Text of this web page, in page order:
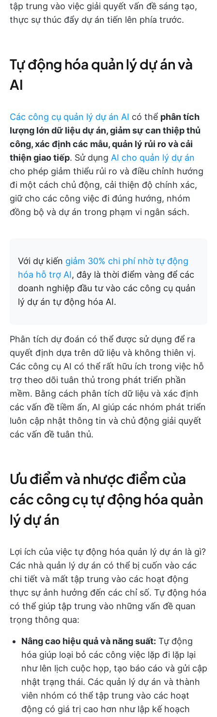
tập trung vào việc giải quyết vấn đề sáng tạo,
thực sự thúc đẩy dự án tiến lên phía trước.
Tự động hóa quản lý dự án và
AI
Các công cụ quản lý dự án AI có thể phân tích
lượng lớn dữ liệu dự án, giảm sự can thiệp thủ
công, xác định các mẫu, quản lý rủi ro và cải
thiện giao tiếp. Sử dụng AI cho quản lý dự án
cho phép giảm thiểu rủi ro và điều chỉnh hướng
đi một cách chủ động, cải thiện độ chính xác,
giữ cho các công việc đi đúng hướng, nhóm
đồng bộ và dự án trong phạm vi ngân sách.
Với dự kiến giảm 30% chi phí nhờ tự động
hóa hỗ trợ AI, đây là thời điểm vàng để các
doanh nghiệp đầu tư vào các công cụ quản
lý dự án tự động hóa AI.
Phân tích dự đoán có thể được sử dụng để ra
quyết định dựa trên dữ liệu và không thiên vị.
Các công cụ AI có thể rất hữu ích trong việc hỗ
trợ theo dõi tuân thủ trong phát triển phần
mềm. Bằng cách phân tích dữ liệu và xác định
các vấn đề tiềm ẩn, AI giúp các nhóm phát triển
luôn cập nhật thông tin và chủ động giải quyết
các vấn đề tuân thủ.
Ưu điểm và nhược điểm của
các công cụ tự động hóa quản
lý dự án
Lợi ích của việc tự động hóa quản lý dự án là gì?
Các nhà quản lý dự án có thể bị cuốn vào các
chi tiết và mất tập trung vào các hoạt động
thực sự ảnh hưởng đến các chỉ số. Tự động hóa
có thể giúp tập trung vào những vấn đề quan
trọng thông qua:
Nâng cao hiệu quả và năng suất: Tự động
hóa giúp loại bỏ các công việc lặp đi lặp lại
như lên lịch cuộc họp, tạo báo cáo và gửi cập
nhật trạng thái. Các quản lý dự án và thành
viên nhóm có thể tập trung vào các hoạt
động có giá trị cao hơn như lập kế hoạch